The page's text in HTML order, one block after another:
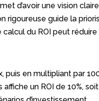
d’avoir une vision
rigoureuse guide la
du ROI peut
en multipliant par
un ROI de 10%,